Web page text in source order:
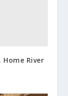
Home River